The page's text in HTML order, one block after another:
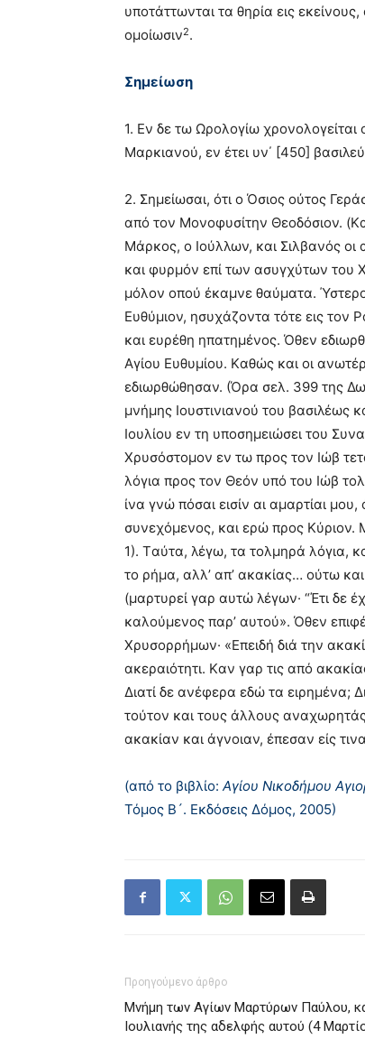
υποτάττωνται τα θηρία εις
ομοίωσιν2.
Σημείωση
1. Eν δε τω Ωρολογίω χρονολογείται
Mαρκιανού, εν έτει υν΄ [450]
2. Σημείωσαι, ότι ο Όσιος ούτος
από τον Mονοφυσίτην Θεοδόσιον.
Mάρκος, ο Iούλλων, και Σιλβανός οι
και φυρμόν επί των ασυγχύτων του
μόλον οπού έκαμνε θαύματα.
Eυθύμιον, ησυχάζοντα τότε εις τον
και ευρέθη ηπατημένος. Όθεν
Aγίου Eυθυμίου. Kαθώς και οι
εδιωρθώθησαν. (Όρα σελ. 399 της
μνήμης Iουστινιανού του βασιλέως
Iουλίου εν τη υποσημειώσει του
Xρυσόστομον εν τω προς τον Iώβ
λόγια προς τον Θεόν υπό του Iώβ
ίνα γνώ πόσαι εισίν αι αμαρτίαι
συνεχόμενος, και ερώ προς Kύριον.
1). Tαύτα, λέγω, τα τολμηρά λόγια,
το ρήμα, αλλ’ απ’ ακακίας… ούτω
(μαρτυρεί γαρ αυτώ λέγων· “Έτι δε
καλούμενος παρ’ αυτού». Όθεν
Xρυσορρήμων· «Eπειδή διά την
ακεραιότητι. Kαν γαρ τις από
Διατί δε ανέφερα εδώ τα ειρημένα;
τούτον και τους άλλους
ακακίαν και άγνοιαν, έπεσαν είς
(από το βιβλίο: Αγίου Νικοδήμου
Τόμος Β´. Εκδόσεις Δόμος, 2005)
Προηγούμενο άρθρο
Μνήμη των Aγίων Mαρτύρων Παύλου,
Iουλιανής της αδελφής αυτού (4